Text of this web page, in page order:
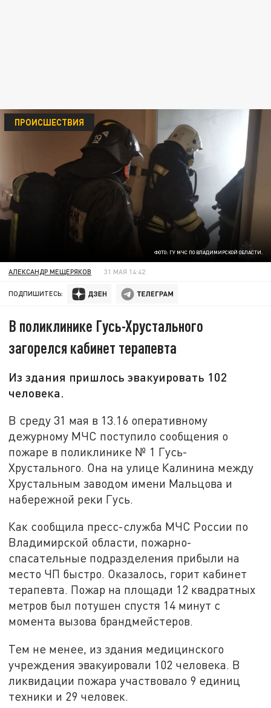
ФОТО: ГУ МЧС ПО ВЛАДИМИРСКОЙ ОБЛАСТИ.
ПРОИСШЕСТВИЯ
АЛЕКСАНДР МЕЩЕРЯКОВ 31 МАЯ 14:42
ПОДПИШИТЕСЬ:
В поликлинике Гусь-Хрустального
загорелся кабинет терапевта
Из здания пришлось эвакуировать 102
человека.
В среду 31 мая в 13.16 оперативному
дежурному МЧС поступило сообщения о
пожаре в поликлинике № 1 Гусь-
Хрустального. Она на улице Калинина между
Хрустальным заводом имени Мальцова и
набережной реки Гусь.
Как сообщила пресс-служба МЧС России по
Владимирской области, пожарно-
спасательные подразделения прибыли на
место ЧП быстро. Оказалось, горит кабинет
терапевта. Пожар на площади 12 квадратных
метров был потушен спустя 14 минут с
момента вызова брандмейстеров.
Тем не менее, из здания медицинского
учреждения эвакуировали 102 человека. В
ликвидации пожара участвовало 9 единиц
техники и 29 человек.